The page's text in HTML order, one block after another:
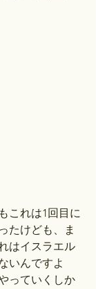
これは1回目に
たけども、ま
はイスラエル
いんですよ
っていくしか